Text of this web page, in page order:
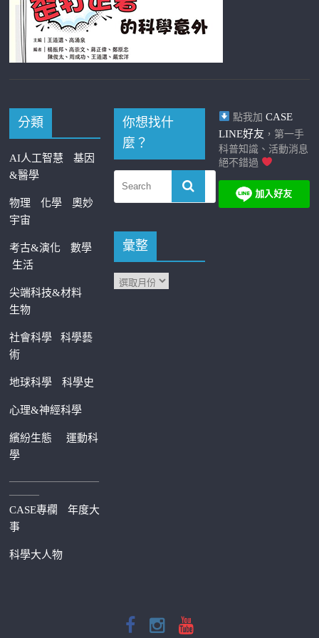
分類
AI人工智慧
基因
&醫學
物理 化學
奧妙
宇宙
考古&演化
數學
生活
尖端科技&材料
生物
社會科學科學藝
術
地球科學 科學史
心理&神經科學
繽紛生態運動科
學
—————————
———
CASE專欄
年度大
事
科學大人物
你想找什
麼？
彙整
點我加 CASE
LINE好友 ，第一手
科普知識、活動消息
絕不錯過